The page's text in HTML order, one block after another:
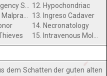
12. Hypochondriac
13. Ingreso Cadaver
14. Necronatology
dem Schatten der guten alten